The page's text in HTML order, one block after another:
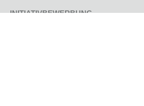
INITIATIVBEWERBUNG